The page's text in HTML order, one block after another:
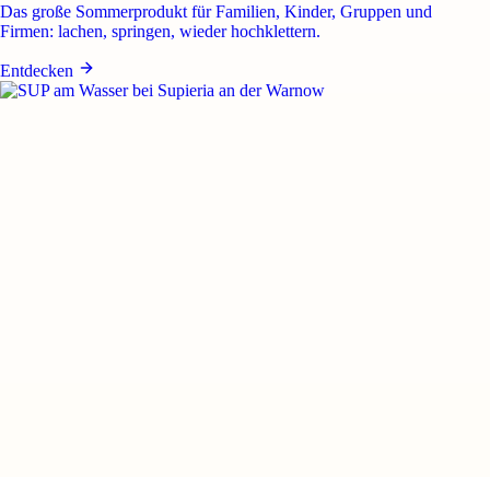
Das große Sommerprodukt für Familien, Kinder, Gruppen und
Firmen: lachen, springen, wieder hochklettern.
Entdecken